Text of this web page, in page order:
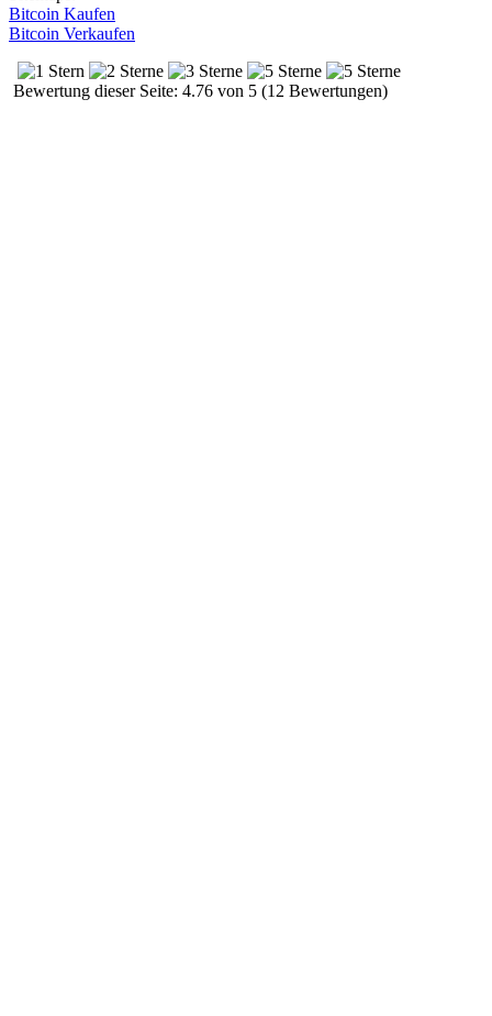
Bitcoin Kaufen
Bitcoin Verkaufen
Bewertung dieser Seite: 4.76 von 5 (12 Bewertungen)